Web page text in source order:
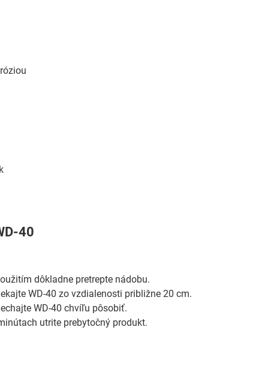
40
dôkladne pretrepte nádobu.
WD-40 zo vzdialenosti približne 20 cm.
WD-40 chvíľu pôsobiť.
utrite prebytočný produkt.